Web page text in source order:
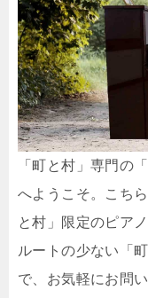
「町と村」専門の
へようこそ。こち
と村」限定のピア
ルートの少ない「
で、お気軽にお問